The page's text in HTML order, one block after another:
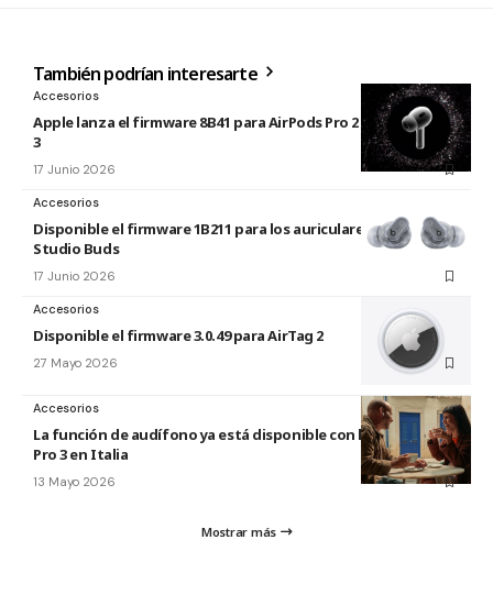
También podrían interesarte
Accesorios
Apple lanza el firmware 8B41 para AirPods Pro 2 y AirPods Pro
3
17 Junio 2026
Accesorios
Disponible el firmware 1B211 para los auriculares Beats
Studio Buds
17 Junio 2026
Accesorios
Disponible el firmware 3.0.49 para AirTag 2
27 Mayo 2026
Accesorios
La función de audífono ya está disponible con los AirPods
Pro 3 en Italia
13 Mayo 2026
Mostrar más